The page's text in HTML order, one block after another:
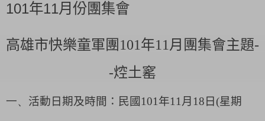
101年11月份團集會
高雄市快樂童軍團 101年11 月團集會主題-
-焢土窰
一、 活動日期及時間：民國101 年11 月 18日(星期